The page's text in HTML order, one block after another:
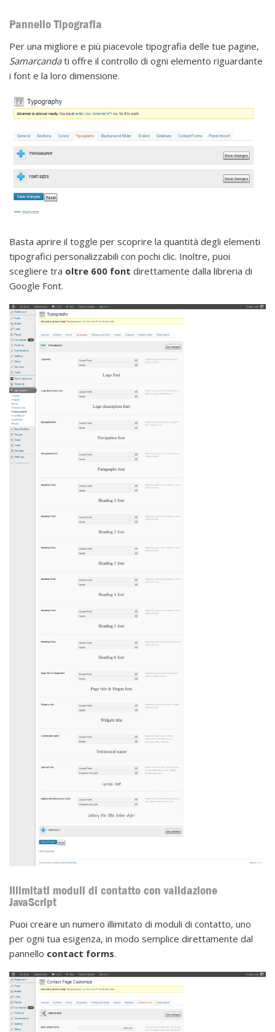
Pannello Tipografia
Per una migliore e più piacevole tipografia delle tue pagine,
Samarcandati offre il controllo di ogni elemento riguardante
i font e la loro dimensione.
Basta aprire il toggle per scoprire la quantità degli elementi
tipografici personalizzabili con pochi clic. Inoltre, puoi
scegliere tra oltre 600 font direttamente dalla libreria di
Google Font.
Illimitati moduli di contatto con validazione
JavaScript
Puoi creare un numero illimitato di moduli di contatto, uno
per ogni tua esigenza, in modo semplice direttamente dal
pannello contact forms.